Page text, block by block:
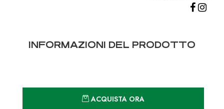
INFORMAZIONI DEL PRODOTTO
ACQUISTA ORA